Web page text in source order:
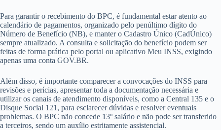
Para garantir o recebimento do BPC, é fundamental estar atento ao
calendário de pagamentos, organizado pelo penúltimo dígito do
Número de Benefício (NB), e manter o Cadastro Único (CadÚnico)
sempre atualizado. A consulta e solicitação do benefício podem ser
feitas de forma prática pelo portal ou aplicativo Meu INSS, exigindo
apenas uma conta GOV.BR.
Além disso, é importante comparecer a convocações do INSS para
revisões e perícias, apresentar toda a documentação necessária e
utilizar os canais de atendimento disponíveis, como a Central 135 e o
Disque Social 121, para esclarecer dúvidas e resolver eventuais
problemas. O BPC não concede 13º salário e não pode ser transferido
a terceiros, sendo um auxílio estritamente assistencial.